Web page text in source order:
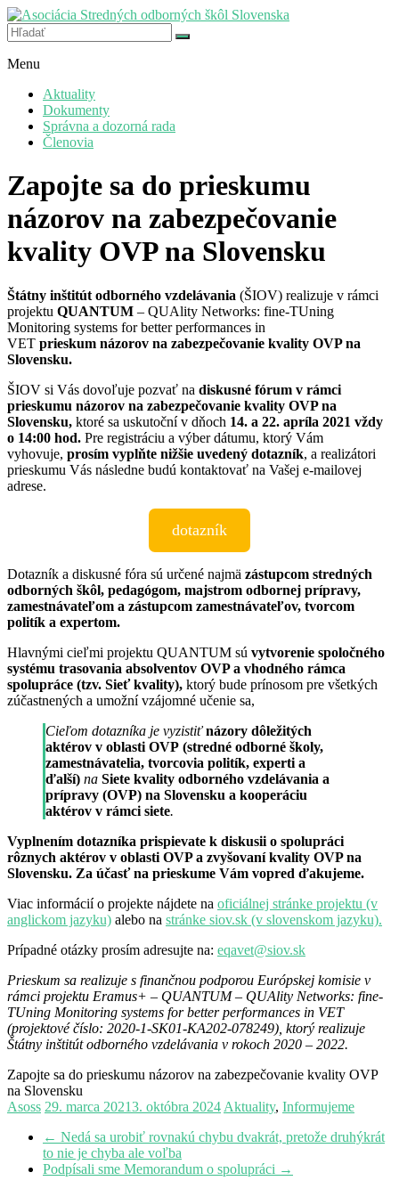
Prejsť
na
obsah
Asociácia
Stredných
odborných
škôl
Slovenska
hlas,
ktorý
počuť
Menu
Aktuality
Dokumenty
Správna a dozorná rada
Členovia
Zapojte sa do prieskumu
názorov na zabezpečovanie
kvality OVP na Slovensku
Štátny inštitút odborného vzdelávania (ŠIOV) realizuje v rámci
projektu QUANTUM – QUAlity Networks: fine-TUning
Monitoring systems for better performances in
VET prieskum názorov na zabezpečovanie kvality OVP na
Slovensku.
ŠIOV si Vás dovoľuje pozvať na diskusné fórum v rámci
prieskumu názorov na zabezpečovanie kvality OVP na
Slovensku, ktoré sa uskutoční v dňoch 14. a 22. apríla 2021 vždy
o 14:00 hod. Pre registráciu a výber dátumu, ktorý Vám
vyhovuje, prosím vyplňte nižšie uvedený dotazník, a realizátori
prieskumu Vás následne budú kontaktovať na Vašej e-mailovej
adrese.
dotazník
Dotazník a diskusné fóra sú určené najmä zástupcom stredných
odborných škôl, pedagógom, majstrom odbornej prípravy,
zamestnávateľom a zástupcom zamestnávateľov, tvorcom
politík a expertom.
Hlavnými cieľmi projektu QUANTUM sú vytvorenie spoločného
systému trasovania absolventov OVP a vhodného rámca
spolupráce (tzv. Sieť kvality), ktorý bude prínosom pre všetkých
zúčastnených a umožní vzájomné učenie sa,
Cieľom dotazníka je vyzistiťnázory dôležitých
aktérov v oblasti OVP (stredné odborné školy,
zamestnávatelia, tvorcovia politík, experti a
ďalší) na Siete kvality odborného vzdelávania a
prípravy (OVP) na Slovensku a kooperáciu
aktérov v rámci siete.
Vyplnením dotazníka prispievate k diskusii o spolupráci
rôznych aktérov v oblasti OVP a zvyšovaní kvality OVP na
Slovensku. Za účasť na prieskume Vám vopred ďakujeme.
Viac informácií o projekte nájdete na oficiálnej stránke projektu (v
anglickom jazyku) alebo na stránke siov.sk (v slovenskom jazyku).
Prípadné otázky prosím adresujte na: eqavet@siov.sk
Prieskum sa realizuje s finančnou podporou Európskej komisie v
rámci projektu Eramus+ – QUANTUM – QUAlity Networks: fine-
TUning Monitoring systems for better performances in VET
(projektové číslo: 2020-1-SK01-KA202-078249), ktorý realizuje
Štátny inštitút odborného vzdelávania v rokoch 2020 – 2022.
Zapojte sa do prieskumu názorov na zabezpečovanie kvality OVP
na Slovensku
Asoss 29. marca 20213. októbra 2024 Aktuality, Informujeme
← Nedá sa urobiť rovnakú chybu dvakrát, pretože druhýkrát
to nie je chyba ale voľba
Podpísali sme Memorandum o spolupráci →